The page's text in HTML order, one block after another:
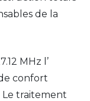
de la
MHz l’
confort
Le traitement